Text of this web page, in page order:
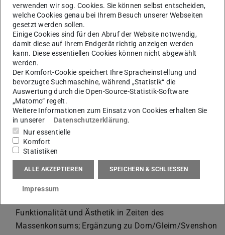
Wechselwirkungen Berlin – Amsterdam 1920–1940.
Red. Ingrid Ostermann. Darmstadt 2004
Monumentalität. Red. Kai Krauskopf. Darmstadt 2004
Wiederaufbau Rotterdam – Metamorphosen einer
Stadt. Red. Ingrid Ostermann. Darmstadt 2004
Die Architekturentwicklung des 20. Jahrhunderts bis in
die 1930er Jahre in den Niederlanden. Red. Ingrid
Ostermann. Darmstadt 2004
Die Universität als Freilichtmuseum. Darmstädter
Hochschulbauten im Wandel der Zeit. Red. Sandra
Wagner mit Brigitte Kuntzsch. Darmstadt 2001
Sonstige Publikationen
Funktionalität und Ästhetik in Zeiten des
Massenkonsums; Ergänzung zu Dorn/Gleim/Svenshon
verwenden wir sog. Cookies. Sie können selbst entscheiden,
welche Cookies genau bei Ihrem Besuch unserer Webseiten
gesetzt werden sollen.
Einige Cookies sind für den Abruf der Website notwendig,
damit diese auf Ihrem Endgerät richtig anzeigen werden
kann. Diese essentiellen Cookies können nicht abgewählt
werden.
Der Komfort-Cookie speichert Ihre Spracheinstellung und
bevorzugte Suchmaschine, während „Statistik“ die
Auswertung durch die Open-Source-Statistik-Software
„Matomo“ regelt.
Weitere Informationen zum Einsatz von Cookies erhalten Sie
in unserer
Datenschutzerklärung.
Nur essentielle
Komfort
Statistiken
ALLE AKZEPTIEREN SPEICHERN & SCHLIESSEN
Impressum